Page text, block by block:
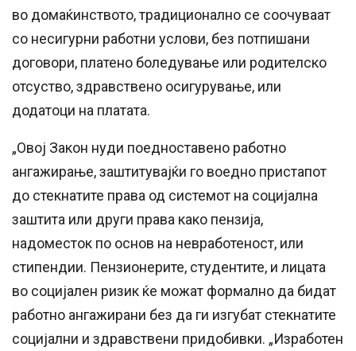
во домаќинството, традиционално се соочуваат
со несигурни работни услови, без потпишани
договори, платено боледување или родителско
отсуство, здравствено осигурување, или
додатоци на платата.
„Овој Закон нуди поедноставено работно
ангажирање, заштитувајќи го воедно пристапот
до стекнатите права од системот на социјална
заштита или други права како пензија,
надоместок по основ на невработеност, или
стипендии. Пензионерите, студентите, и лицата
во социјален ризик ќе можат формално да бидат
работно ангажирани без да ги изгубат стекнатите
социјални и здравствени придобивки. „Изработен